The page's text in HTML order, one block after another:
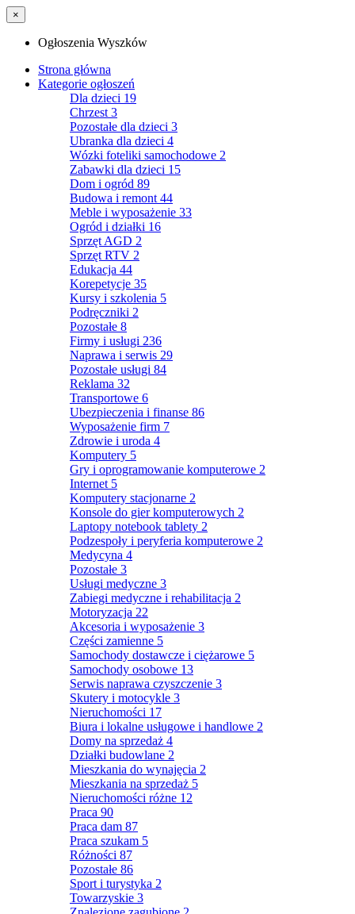
×
Ogłoszenia Wyszków
Strona główna
Kategorie ogłoszeń
Dla dzieci 19
Chrzest 3
Pozostałe dla dzieci 3
Ubranka dla dzieci 4
Wózki foteliki samochodowe 2
Zabawki dla dzieci 15
Dom i ogród 89
Budowa i remont 44
Meble i wyposażenie 33
Ogród i działki 16
Sprzęt AGD 2
Sprzęt RTV 2
Edukacja 44
Korepetycje 35
Kursy i szkolenia 5
Podręczniki 2
Pozostałe 8
Firmy i usługi 236
Naprawa i serwis 29
Pozostałe usługi 84
Reklama 32
Transportowe 6
Ubezpieczenia i finanse 86
Wyposażenie firm 7
Zdrowie i uroda 4
Komputery 5
Gry i oprogramowanie komputerowe 2
Internet 5
Komputery stacjonarne 2
Konsole do gier komputerowych 2
Laptopy notebook tablety 2
Podzespoły i peryferia komputerowe 2
Medycyna 4
Pozostałe 3
Usługi medyczne 3
Zabiegi medyczne i rehabilitacja 2
Motoryzacja 22
Akcesoria i wyposażenie 3
Części zamienne 5
Samochody dostawcze i ciężarowe 5
Samochody osobowe 13
Serwis naprawa czyszczenie 3
Skutery i motocykle 3
Nieruchomości 17
Biura i lokalne usługowe i handlowe 2
Domy na sprzedaż 4
Działki budowlane 2
Mieszkania do wynajęcia 2
Mieszkania na sprzedaż 5
Nieruchomości różne 12
Praca 90
Praca dam 87
Praca szukam 5
Różności 87
Pozostałe 86
Sport i turystyka 2
Towarzyskie 3